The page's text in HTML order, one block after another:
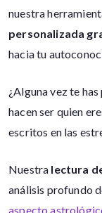
nuestra
personalizada
hacia tu
¿Alguna vez te
hacen ser quien
escritos en las
Nuestra lectura
análisis profundo
aspecto